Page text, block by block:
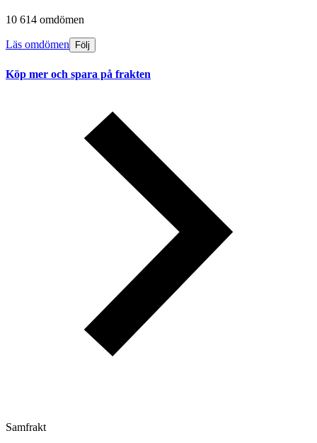
10 614 omdömen
Läs omdömen Följ
Köp mer och spara på frakten
Samfrakt